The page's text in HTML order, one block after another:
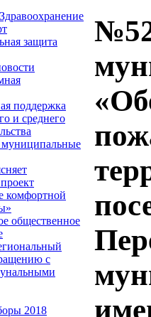
защита
поддержка
и среднего
комфортной
общественное
с
2018